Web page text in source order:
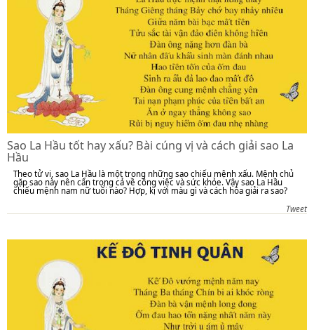
Sao La Hầu tốt hay xấu? Bài cúng vị và cách giải sao La
Hầu
Theo tử vi, sao La Hầu là một trong những sao chiếu mệnh xấu. Mệnh chủ
gặp sao này nên cẩn trọng cả về công việc và sức khỏe. Vậy sao La Hầu
chiếu mệnh nam nữ tuổi nào? Hợp, kị với màu gì và cách hóa giải ra sao?
Tweet